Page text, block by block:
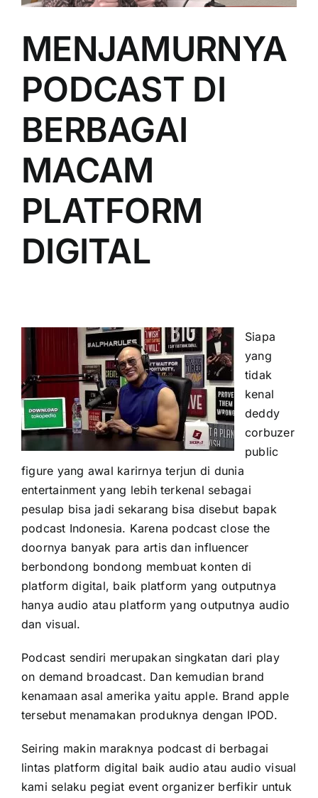
Hubungi Kami
MENJAMURNYA
PODCAST DI
BERBAGAI
MACAM
PLATFORM
DIGITAL
Siapa
yang
tidak
kenal
deddy
corbuzer
public
figure yang awal karirnya terjun di dunia
entertainment yang lebih terkenal sebagai
pesulap bisa jadi sekarang bisa disebut bapak
podcast Indonesia. Karena podcast close the
doornya banyak para artis dan influencer
berbondong bondong membuat konten di
platform digital, baik platform yang outputnya
hanya audio atau platform yang outputnya audio
dan visual.
Podcast sendiri merupakan singkatan dari play
on demand broadcast. Dan kemudian brand
kenamaan asal amerika yaitu apple. Brand apple
tersebut menamakan produknya dengan IPOD.
Seiring makin maraknya podcast di berbagai
lintas platform digital baik audio atau audio visual
kami selaku pegiat event organizer berfikir untuk